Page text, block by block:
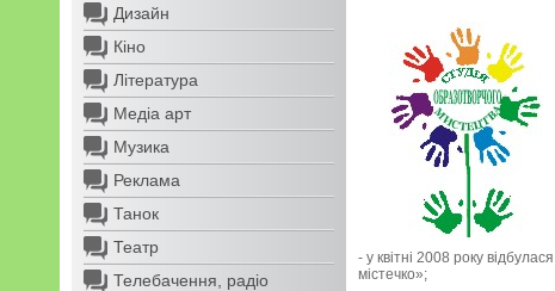
Дизайн
Кіно
Література
Медіа арт
Музика
Реклама
Танок
Театр
Телебачення, радіо
- у квітні 2008 року
містечко»;